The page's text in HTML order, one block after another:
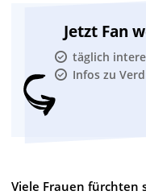
Jetzt Fan
täglich
Infos zu
Viele Frauen fürchten